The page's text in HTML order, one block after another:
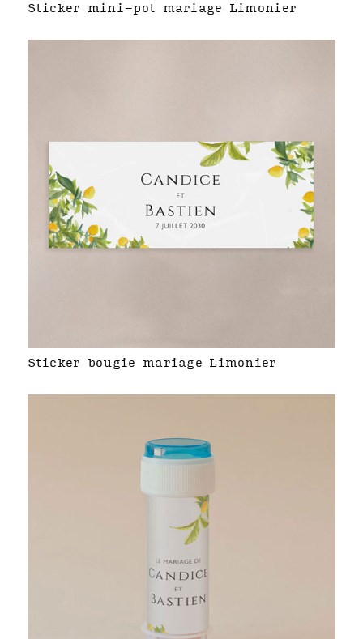
Sticker mini-pot mariage Limonier
Sticker bougie mariage Limonier